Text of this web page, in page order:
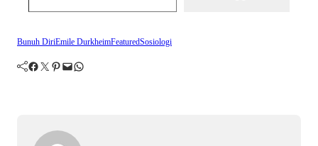
Bunuh DiriEmile DurkheimFeaturedSosiologi
Facebook Twitter Pinterest Mail WhatsApp